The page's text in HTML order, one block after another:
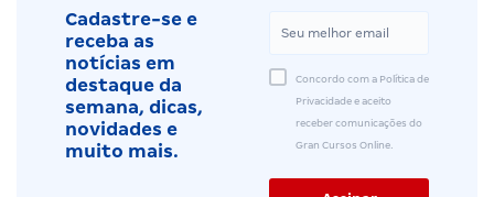
Cadastre-se e
receba as
notícias em
destaque da
semana, dicas,
novidades e
muito mais.
Concordo com a Política de
Privacidade e aceito
receber comunicações do
Gran Cursos Online.